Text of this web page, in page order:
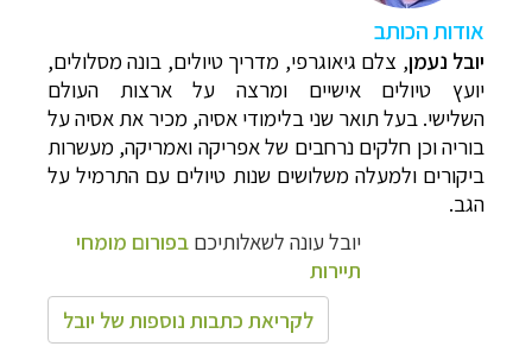
אודות הכותב
יובל נעמן, צלם גיאוגרפי, מדריך טיולים, בונה מסלולים,
יועץ טיולים אישיים ומרצה על ארצות העולם
השלישי. בעל תואר שני בלימודי אסיה, מכיר את אסיה על
בוריה וכן חלקים נרחבים של אפריקה ואמריקה, מעשרות
ביקורים ולמעלה משלושים שנות טיולים עם התרמיל על
הגב.
יובל עונה לשאלותיכם בפורום מומחי
תיירות
לקריאת כתבות נוספות של יובל